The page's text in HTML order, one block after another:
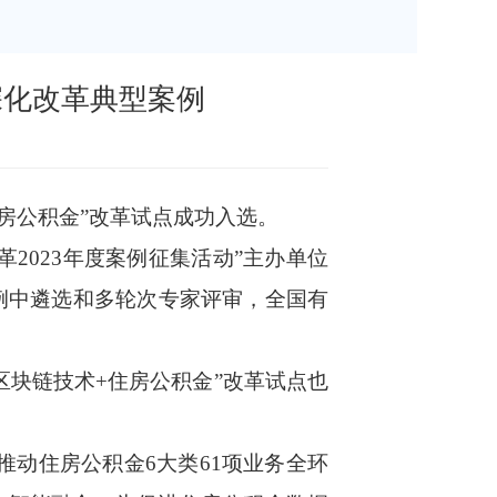
改革典型案例
积金”改革试点成功入选。
2023年度案例征集活动”主办单位
遴选和多轮次专家评审，全国有
链技术+住房公积金”改革试点也
动住房公积金6大类61项业务全环